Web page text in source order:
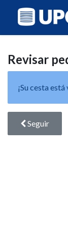
Revisar
¡Su cesta está
Seguir